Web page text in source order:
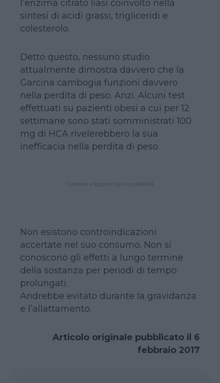
l’enzima citrato liasi coinvolto nella
sintesi di acidi grassi, trigliceridi e
colesterolo.
Detto questo, nessuno studio
attualmente dimostra davvero che la
Garcina cambogia funzioni davvero
nella perdita di peso. Anzi. Alcuni test
effettuati su pazienti obesi a cui per 12
settimane sono stati somministrati 100
mg di HCA rivelerebbero la sua
inefficacia nella perdita di peso.
Non esistono controindicazioni
accertate nel suo consumo. Non si
conoscono gli effetti a lungo termine
della sostanza per periodi di tempo
prolungati.
Andrebbe evitato durante la gravidanza
e l’allattamento.
Articolo originale pubblicato il 6
febbraio 2017